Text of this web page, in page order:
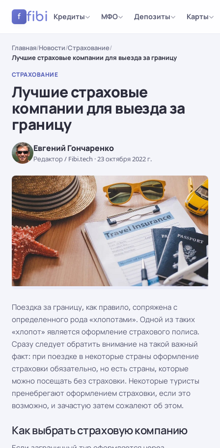
f fibi Кредиты МФО Депозиты Карты
Главная/Новости/Страхование/
Лучшие страховые компании для выезда за границу
СТРАХОВАНИЕ
Лучшие страховые
компании для выезда за
границу
Евгений Гончаренко
Редактор / Fibi.tech ·23 октября 2022 г.
СТРАХОВАНИЕ
Поездка за границу, как правило, сопряжена с
определенного рода «хлопотами». Одной из таких
«хлопот» является оформление страхового полиса.
Сразу следует обратить внимание на такой важный
факт: при поездке в некоторые страны оформление
страховки обязательно, но есть страны, которые
можно посещать без страховки. Некоторые туристы
пренебрегают оформлением страховки, если это
возможно, и зачастую затем сожалеют об этом.
Как выбрать страховую компанию